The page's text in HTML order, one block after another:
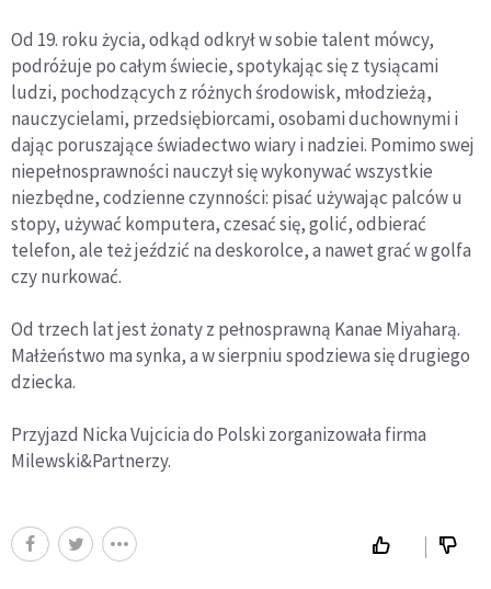
Od 19. roku życia, odkąd odkrył w sobie talent mówcy,
podróżuje po całym świecie, spotykając się z tysiącami
ludzi, pochodzących z różnych środowisk, młodzieżą,
nauczycielami, przedsiębiorcami, osobami duchownymi i
dając poruszające świadectwo wiary i nadziei. Pomimo swej
niepełnosprawności nauczył się wykonywać wszystkie
niezbędne, codzienne czynności: pisać używając palców u
stopy, używać komputera, czesać się, golić, odbierać
telefon, ale też jeździć na deskorolce, a nawet grać w golfa
czy nurkować.
Od trzech lat jest żonaty z pełnosprawną Kanae Miyaharą.
Małżeństwo ma synka, a w sierpniu spodziewa się drugiego
dziecka.
Przyjazd Nicka Vujcicia do Polski zorganizowała firma
Milewski&Partnerzy.